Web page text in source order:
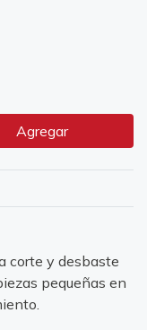
Agregar
corte y desbaste
pequeñas en